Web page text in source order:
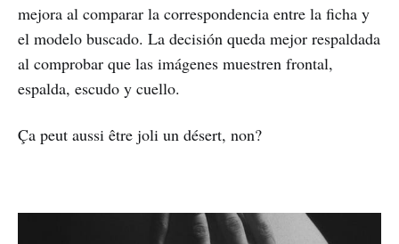
mejora al comparar la correspondencia entre la ficha y
el modelo buscado. La decisión queda mejor respaldada
al comprobar que las imágenes muestren frontal,
espalda, escudo y cuello.
Ça peut aussi être joli un désert, non?